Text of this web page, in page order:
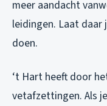
meer aandacht
leidingen. Laat daar
doen.
‘t Hart heeft door
vetafzettingen. Als